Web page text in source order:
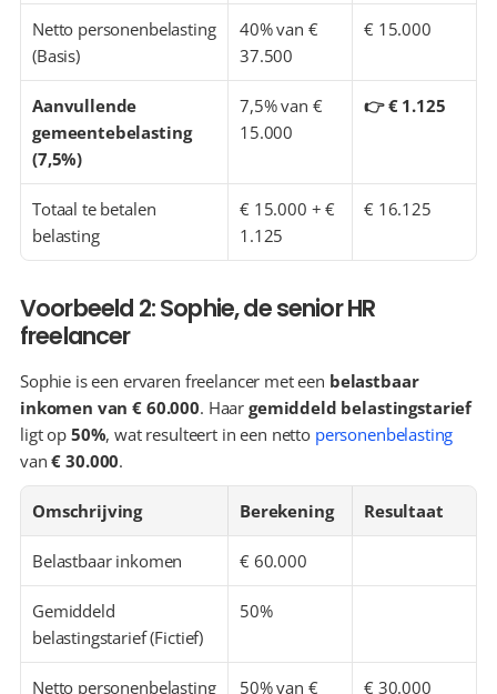
Netto personenbelasting
(Basis)
40% van €
37.500
€ 15.000
Aanvullende
gemeentebelasting
(7,5%)
7,5% van €
15.000
👉 € 1.125
Totaal te betalen
belasting
€ 15.000 + €
1.125
€ 16.125
Voorbeeld 2: Sophie, de senior HR
freelancer
Sophie is een ervaren freelancer met een belastbaar
inkomen van € 60.000. Haar gemiddeld belastingstarief
ligt op 50%, wat resulteert in een netto personenbelasting
van € 30.000.
Omschrijving Berekening Resultaat
Belastbaar inkomen € 60.000
Gemiddeld
belastingstarief (Fictief)
50%
Netto personenbelasting
50% van €
€ 30.000